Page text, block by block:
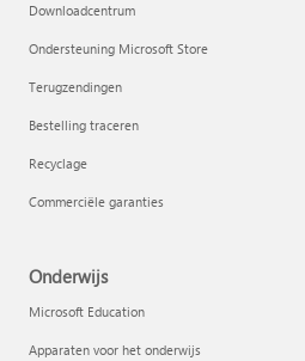
Downloadcentrum
Ondersteuning Microsoft Store
Terugzendingen
Bestelling traceren
Recyclage
Commerciële garanties
Onderwijs
Microsoft Education
Apparaten voor het onderwijs